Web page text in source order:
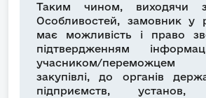
Таким чином, виходячи
Особливостей, замовник у
має можливість і право
підтвердженням
учасником/переможцем
закупівлі, до органів
підприємств, установ,